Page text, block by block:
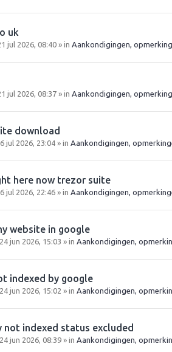
uk
jul 2026, 08:40 » in Aankondigingen,
jul 2026, 08:37 » in Aankondigingen,
download
jul 2026, 23:04 » in Aankondigingen,
here now trezor suite
jul 2026, 22:46 » in Aankondigingen,
website in google
jun 2026, 15:03 » in Aankondigingen,
indexed by google
jun 2026, 15:02 » in Aankondigingen,
not indexed status excluded
jun 2026, 08:39 » in Aankondigingen,